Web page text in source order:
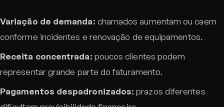
Variação de demanda: chamados aumentam ou caem
conforme incidentes e renovação de equipamentos.
Receita concentrada: poucos clientes podem
representar grande parte do faturamento.
Pagamentos despadronizados: prazos diferentes